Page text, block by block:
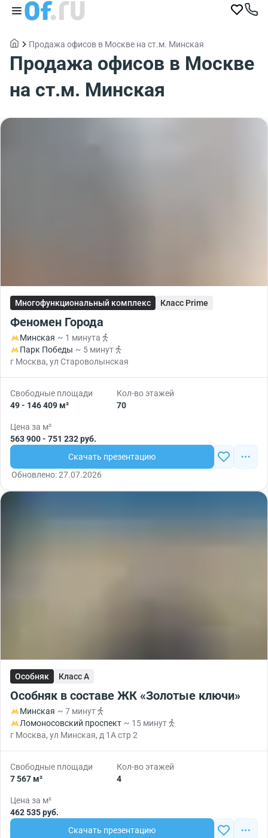
Продажа офисов в Москве на ст.м. Минская
Продажа офисов в Москве
на ст.м. Минская
Многофункциональный комплекс Класс Prime
Феномен Города
Минская ~ 1 минута
Парк Победы ~ 5 минут
г Москва, ул Староволынская
Свободные площади
49 - 146 409 м²
Кол-во этажей
70
Цена за м²
563 900 - 751 232 руб.
Скачать презентацию
Обновлено: 27.07.2026
Особняк Класс A
Особняк в составе ЖК «Золотые ключи»
Минская ~ 7 минут
Ломоносовский проспект ~ 15 минут
г Москва, ул Минская, д 1А стр 2
Свободные площади
7 567 м²
Кол-во этажей
4
Цена за м²
462 535 руб.
Скачать презентацию